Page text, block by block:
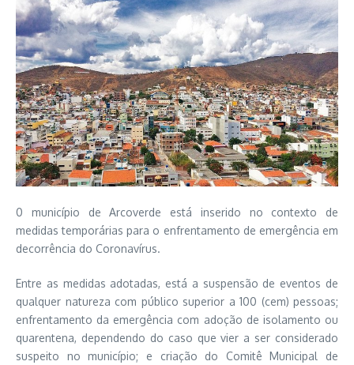
0 município de Arcoverde está inserido no contexto de
medidas temporárias para o enfrentamento de emergência em
decorrência do Coronavírus.
Entre as medidas adotadas, está a suspensão de eventos de
qualquer natureza com público superior a 100 (cem) pessoas;
enfrentamento da emergência com adoção de isolamento ou
quarentena, dependendo do caso que vier a ser considerado
suspeito no município; e criação do Comitê Municipal de